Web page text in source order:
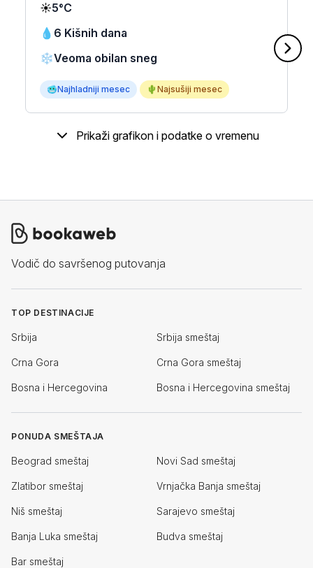
☀️5°C
💧 6 Kišnih dana
❄️Veoma obilan sneg
🥶Najhladniji mesec 🌵Najsušiji mesec
Prikaži grafikon i podatke o vremenu
Vodič do savršenog putovanja
TOP DESTINACIJE
Srbija Srbija smeštaj
Crna Gora Crna Gora smeštaj
Bosna i Hercegovina Bosna i Hercegovina smeštaj
PONUDA SMEŠTAJA
Beograd smeštaj Novi Sad smeštaj
Zlatibor smeštaj Vrnjačka Banja smeštaj
Niš smeštaj Sarajevo smeštaj
Banja Luka smeštaj Budva smeštaj
Bar smeštaj